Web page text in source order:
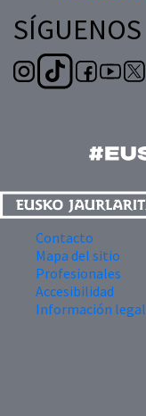
SÍGUENOS
Contacto
Mapa del sitio
Profesionales
Accesibilidad
Información legal